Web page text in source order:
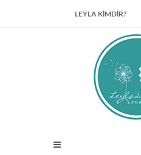
LEYLA KİMDİR?